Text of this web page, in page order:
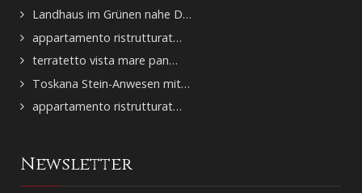
Landhaus im Grünen nahe D…
appartamento ristrutturat…
terratetto vista mare pan…
Toskana Stein-Anwesen mit…
appartamento ristrutturat…
Newsletter